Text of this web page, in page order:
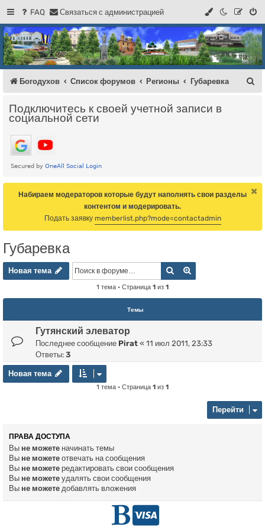
FAQ Связаться с администрацией
Регистрация
Форум Богодухова
Богодухов
Богодухов Список форумов Регионы Губаревка
Подключитесь к своей учетной записи в
социальной сети
Набираем модераторов которые будут наполнять свои разделы
контентом и модерировать.
Подать заявку memberlist.php?mode=contactadmin
Губаревка
Новая тема
Новая тема Поиск
1 тема • Страница 1 из 1
Темы
Гутянский элеватор
Последнее сообщение Pirat « 11 июл 2011, 23:33
Ответы: 3
Новая тема
Новая тема
1 тема • Страница 1 из 1
Перейти
ПРАВА ДОСТУПА
Вы не можете начинать темы
Вы не можете отвечать на сообщения
Вы не можете редактировать свои сообщения
Вы не можете удалять свои сообщения
Вы не можете добавлять вложения
Г D